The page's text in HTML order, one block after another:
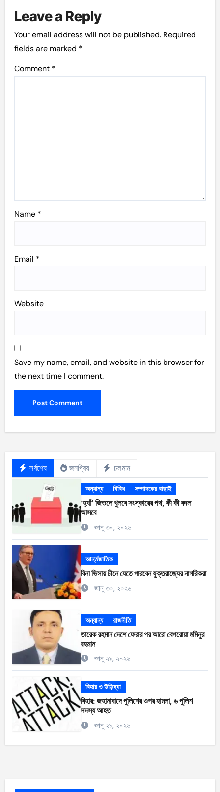
Leave a Reply
Your email address will not be published. Required
fields are marked *
Comment *
Name *
Email *
Website
Save my name, email, and website in this browser for
the next time I comment.
সর্বশেষ জনপ্রিয় চলমান
অন্যান্য বিবিধ সম্পাদকের বাছাই
‘হ্যাঁ’ জিতলে খুলবে সংস্কারের পথ, কী কী বদল
আসবে
জানু ৩০, ২০২৬
আর্ন্তজাতিক
বিনা ভিসায় চীনে যেতে পারবেন যুক্তরাজ্যের নাগরিকরা
জানু ৩০, ২০২৬
অন্যান্য রাজনীতি
তারেক রহমান দেশে ফেরার পর আরো বেপরোয়া মমিনুর
রহমান
জানু ২৯, ২০২৬
বিহার ও উড়িষ্যা
বিহার: জহানাবাদে পুলিশের ওপর হামলা, ৬ পুলিশ
সদস্য আহত
জানু ২৯, ২০২৬